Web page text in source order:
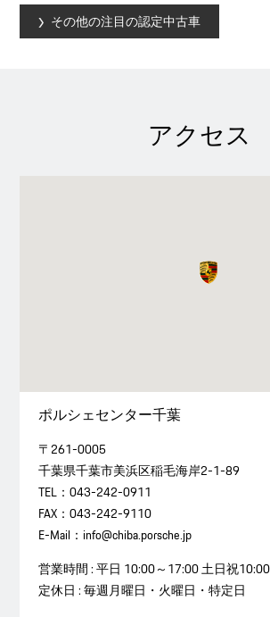
その他の注目の認定中古車
アクセス
ポルシェセンター千葉
〒261-0005
千葉県千葉市美浜区稲⽑海岸2-1-89
TEL：043-242-0911
FAX：043-242-9110
E-Mail：info@chiba.porsche.jp
営業時間 : 平日 10:00～17:00 土日祝
定休日 : 毎週月曜日・火曜日・特定日